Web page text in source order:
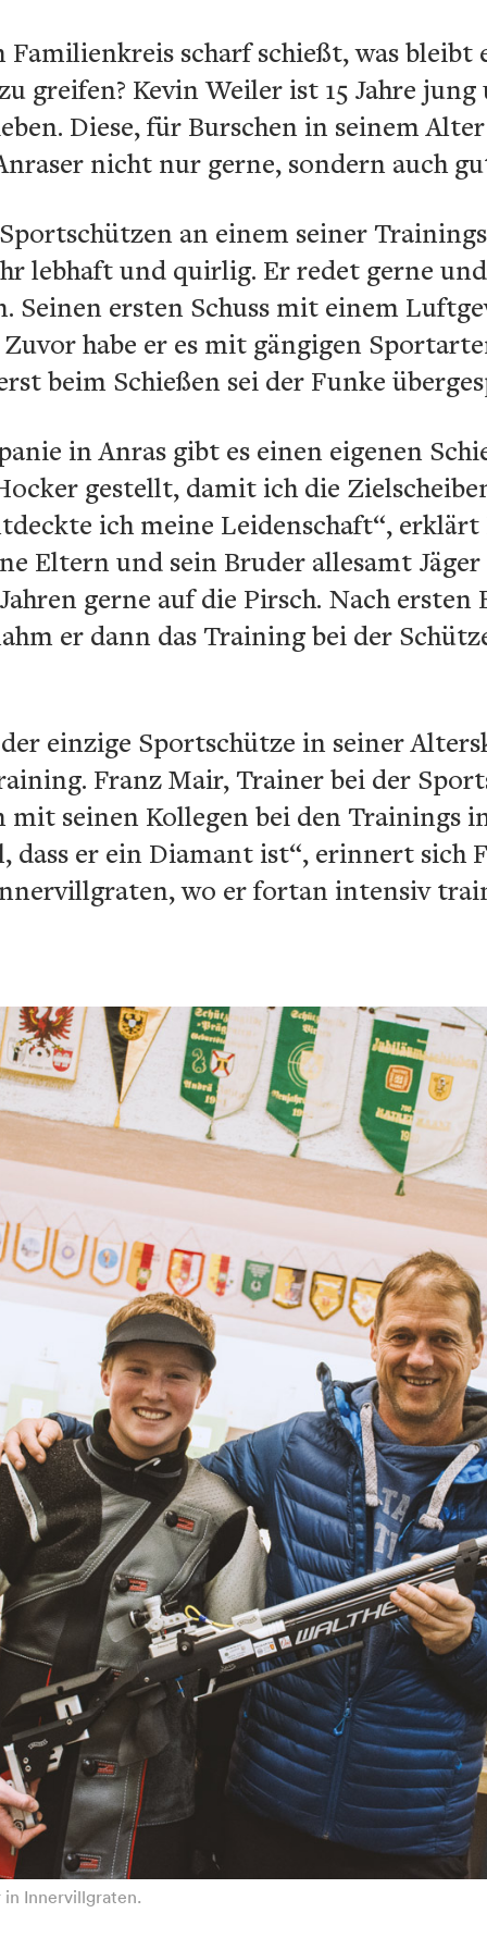
scharf schießt, was bleibt
greifen? Kevin Weiler ist 15 Jahre
Diese, für Burschen in seinem
nicht nur gerne, sondern auch
an einem seiner
lebhaft und quirlig. Er redet gerne
Seinen ersten Schuss mit einem
habe er es mit gängigen
beim Schießen sei der Funke
in Anras gibt es einen eigenen
gestellt, damit ich die
ich meine Leidenschaft“,
Eltern und sein Bruder allesamt
gerne auf die Pirsch. Nach ersten
er dann das Training bei der
einzige Sportschütze in seiner
Franz Mair, Trainer bei der
seinen Kollegen bei den Trainings
dass er ein Diamant ist“, erinnert sich
wo er fortan intensiv
in Innervillgraten.